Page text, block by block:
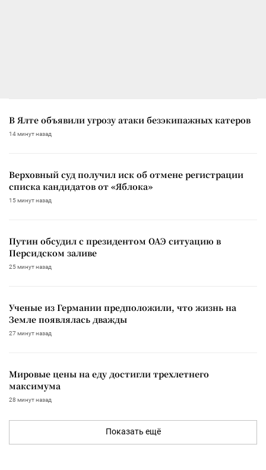
В Ялте объявили угрозу атаки безэкипажных катеров
14 минут назад
Верховный суд получил иск об отмене регистрации
списка кандидатов от «Яблока»
15 минут назад
Путин обсудил с президентом ОАЭ ситуацию в
Персидском заливе
25 минут назад
Ученые из Германии предположили, что жизнь на
Земле появлялась дважды
27 минут назад
Мировые цены на еду достигли трехлетнего
максимума
28 минут назад
Показать ещё